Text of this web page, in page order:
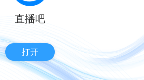
直播吧
打开